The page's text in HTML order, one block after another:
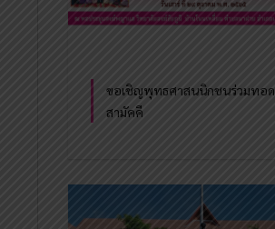
ขอเชิญพุทธศาสนนิกชนร่วมทอ
สามัคคี